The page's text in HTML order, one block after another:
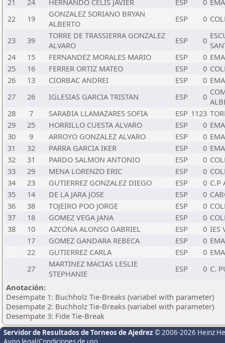
21
24 HERNANDO CELIS JAVIER ESP 0
22
19
GONZALEZ SORIANO BRYAN
ALBERTO
ESP 0
23 39
TORRE DE TRASSIERRA GONZALEZ
ALVARO
ESP 0
24
15 FERNANDEZ MORALES MARIO ESP 0
25
16 FERRER ORTIZ MATEO ESP 0
26
13 CIORBAC ANDREI ESP 0
27
26 IGLESIAS GARCIA TRISTAN ESP 0
28
7 SARABIA LLAMAZARES SOFIA ESP 1123
29
25 HORRILLO CUESTA ALVARO ESP 0
30
9 ARROYO GONZALEZ ALVARO ESP 0
31
32 PARRA GARCIA IKER ESP 0
32
31 PARDO SALMON ANTONIO ESP 0
33
29 MENA LORENZO ERIC ESP 0
34
23 GUTIERREZ GONZALEZ DIEGO ESP 0 C.P
35
14 DE LA JARA JOSE ESP 0
36
38 TOJEIRO POO JORGE ESP 0
37
18 GOMEZ VEGA JANA ESP 0
38
10 AZCONA ALONSO GABRIEL ESP 0 IES
17
GOMEZ GANDARA REBECA ESP 0
22
GUTIERREZ CARLA ESP 0
27
MARTINEZ MACIAS LESLIE
STEPHANIE
ESP 0 C.
Anotación:
Desempate 1: Buchholz Tie-Breaks (variabel with parameter)
Desempate 2: Buchholz Tie-Breaks (variabel with parameter)
Desempate 3: Fide Tie-Break
Servidor de Resultados de Torneos de Ajedrez © 2006-2026 Heinz